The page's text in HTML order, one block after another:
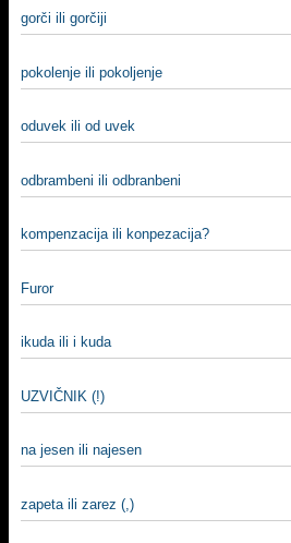
gorči ili gorčiji
pokolenje ili pokoljenje
oduvek ili od uvek
odbrambeni ili odbranbeni
kompenzacija ili konpezacija?
Furor
ikuda ili i kuda
UZVIČNIK (!)
na jesen ili najesen
zapeta ili zarez (,)